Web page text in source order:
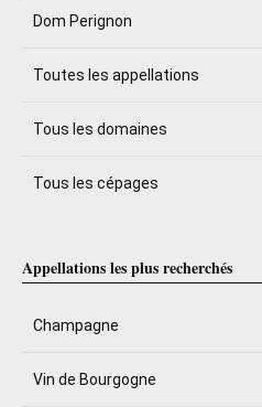
Dom Perignon
Toutes les appellations
Tous les domaines
Tous les cépages
Appellations les plus recherchés
Champagne
Vin de Bourgogne